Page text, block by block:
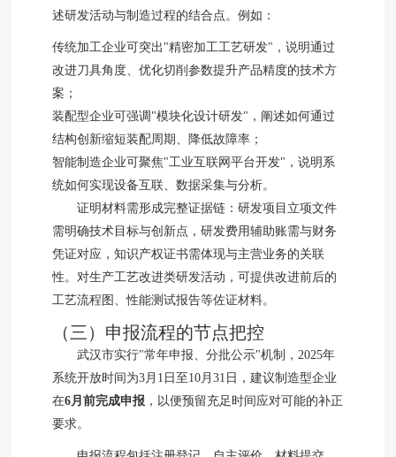
述研发活动与制造过程的结合点。例如：
传统加工企业可突出"精密加工工艺研发"，说明通过
改进刀具角度、优化切削参数提升产品精度的技术方
案；
装配型企业可强调"模块化设计研发"，阐述如何通过
结构创新缩短装配周期、降低故障率；
智能制造企业可聚焦"工业互联网平台开发"，说明系
统如何实现设备互联、数据采集与分析。
证明材料需形成完整证据链：研发项目立项文件
需明确技术目标与创新点，研发费用辅助账需与财务
凭证对应，知识产权证书需体现与主营业务的关联
性。对生产工艺改进类研发活动，可提供改进前后的
工艺流程图、性能测试报告等佐证材料。
（三）申报流程的节点把控
武汉市实行"常年申报、分批公示"机制，2025年
系统开放时间为3月1日至10月31日，建议制造型企业
在6月前完成申报 ，以便预留充足时间应对可能的补正
要求。